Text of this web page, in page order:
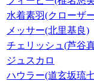
水着素羽(クローザ
メッサー(北里基良)
チェリッシュ(芦谷
ジュスカロ
ハウラー(道玄坂琉